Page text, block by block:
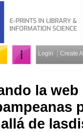
Login Create
la
allá de